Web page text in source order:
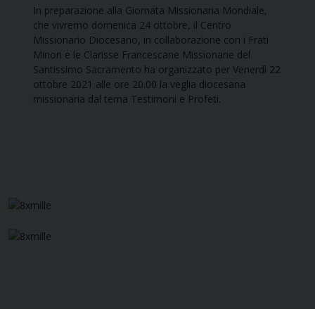
In preparazione alla Giornata Missionaria Mondiale,
che vivremo domenica 24 ottobre, il Centro
Missionario Diocesano, in collaborazione con i Frati
Minori e le Clarisse Francescane Missionarie del
Santissimo Sacramento ha organizzato per Venerdì 22
ottobre 2021 alle ore 20.00 la veglia diocesana
missionaria dal tema Testimoni e Profeti.